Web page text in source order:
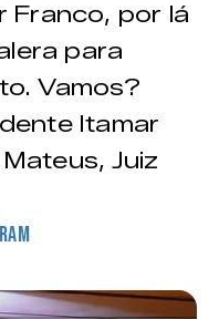
Franco, por lá
para
Vamos?
Itamar
Juiz